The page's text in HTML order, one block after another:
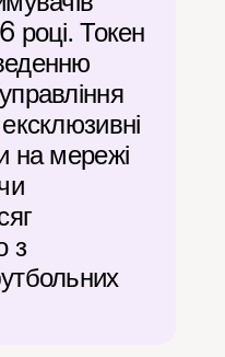
році. Токен
на мережі
з